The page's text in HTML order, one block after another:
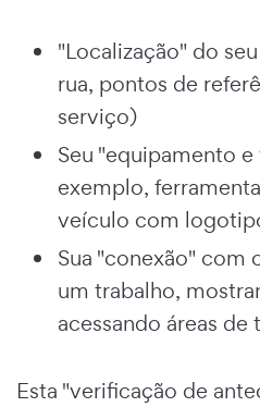
"Localização" do
rua, pontos de
serviço)
Seu "equipamento
exemplo,
veículo com
Sua "conexão" com
um trabalho,
acessando áreas de
Esta "verificação de